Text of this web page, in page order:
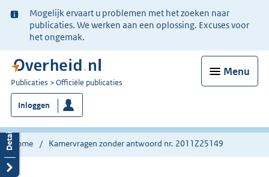
Ter
informatie:
Mogelijk ervaart u problemen met het zoeken naar
publicaties. We werken aan een oplossing. Excuses voor
het ongemak.
Menu
U
bent
nu
hier:
Publicaties Officiële publicaties
Inloggen
Home Kamervragen zonder antwoord nr. 2011Z25149